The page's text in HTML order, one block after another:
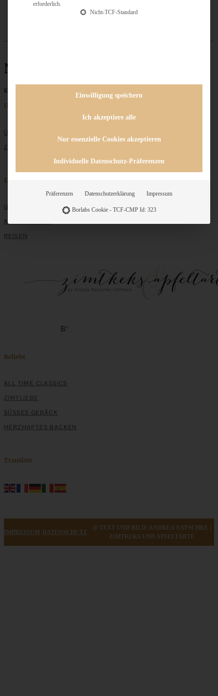
Nusszopf
Keine Beiträge gefunden
Unternehmen
ÜBER MICH
ZUSAMMENARBEIT
Entdecken
GRUNDLAGEN
ALLE REZEPTE
REISEN
Beliebt
ALL TIME CLASSICS
ZIMTLIEBE
SÜSSES GEBÄCK
HERZHAFTES BACKEN
Translate
IMPRESSUM DATENSCHUTZ
@ TEXT UND BILD: ANDREA NATSCHKE |
ZIMTKEKS UND APFELTARTE
erforderlich.
Nicht-TCF-Standard
Einwilligung speichern
Ich akzeptiere alle
Nur essenzielle Cookies akzeptieren
Individuelle Datenschutz-Präferenzen
Präferenzen Datenschutzerklärung Impressum
Borlabs Cookie - TCF-CMP Id: 323